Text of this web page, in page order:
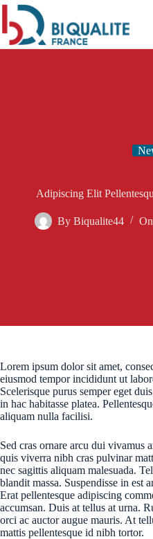
Passer
contenu
Adipiscing Elit
By Biqualite44 On
Lorem ipsum dolor sit amet,
eiusmod tempor incididunt ut
Scelerisque purus semper eget
in hac habitasse platea.
aliquam nulla facilisi.
Sed cras ornare arcu dui vivamus
quis viverra nibh cras pulvinar
nec sagittis aliquam malesuada.
blandit massa. Suspendisse in est
Erat pellentesque adipiscing
accumsan. Duis at tellus at urna.
orci ac auctor augue mauris. At
mattis pellentesque id nibh tortor.